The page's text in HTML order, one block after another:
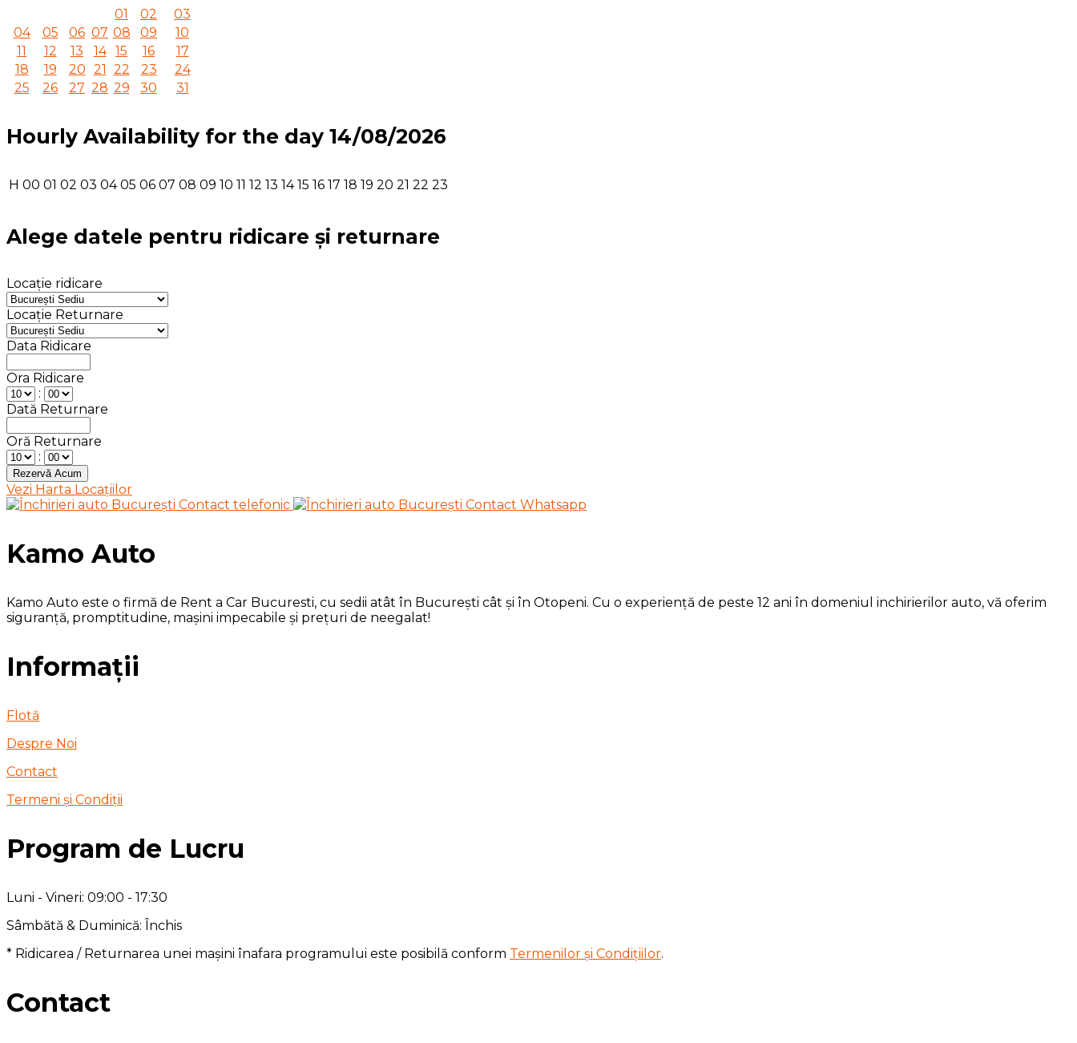
01
02
03
04
05 06 07 08 09
10
11
12 13 14 15 16
17
18
19 20 21 22 23
24
25
26 27 28 29 30 31
Hourly Availability for the day 14/08/2026
H 00 01 02 03 04 05 06 07 08 09 10 11 12 13 14 15 16 17 18 19 20 21 22 23
Alege datele pentru ridicare și returnare
Locație ridicare
Locație Returnare
Data Ridicare
Ora Ridicare
:
Dată Returnare
Oră Returnare
:
Vezi Harta Locațiilor
Kamo Auto
Kamo Auto este o firmă de Rent a Car Bucuresti, cu sedii atât în București cât și în Otopeni. Cu o experiență de peste 12 ani în domeniul inchirierilor auto, vă oferim
siguranță, promptitudine, mașini impecabile și prețuri de neegalat!
Informații
Flotă
Despre Noi
Contact
Termeni și Condiții
Program de Lucru
Luni - Vineri: 09:00 - 17:30
Sâmbătă & Duminică: Închis
* Ridicarea / Returnarea unei mașini înafara programului este posibilă conform Termenilor și Condițiilor.
Contact